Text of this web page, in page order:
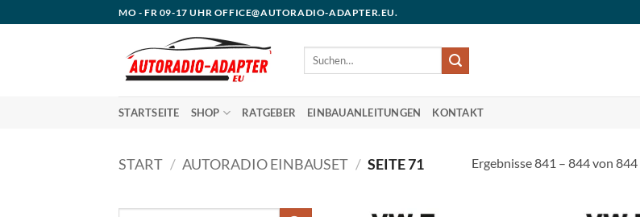
Inhalt
MO - FR 09-17 UHR OFFICE@AUTORADIO-ADAPTER.EU.
Suchen
STARTSEITE SHOP RATGEBER EINBAUANLEITUNGEN KONTAKT
START / AUTORADIO EINBAUSET / SEITE 71 Ergebnisse 841 – 844 von